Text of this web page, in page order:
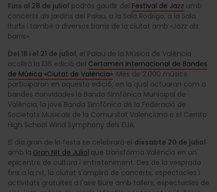
Fins al 28 de juliol podràs gaudir del Festival de Jazz amb
concerts als jardins del Palau, a la Sala Rodrigo, a la Sala
Iturbi i també a diversos barris de la ciutat amb «Jazz als
barris».
Del 18 i el 21 de juliol, el Palau de la Música de València
acollirà la 136 edició del Certamen Internacional de Bandes
de Música «Ciutat de València». Més de 2.000 músics
participaran en aquesta edició, en la qual actuaran com a
bandes convidades la Banda Simfònica Municipal de
València, la jove Banda Simfònica de la Federació de
Societats Musicals de la Comunitat Valenciana o el Cerrito
High School Wind Symphony dels EUA.
El dia gran de la festa se celebrarà el dissabte 20 de juliol
amb la Gran Nit de Juliol que transforma València en un
epicentre de cultura i entreteniment. Des de la vesprada
fins a la nit, la ciutat s'omplirà de concerts, espectacles i
activitats gratuïtes a l'aire lliure amb tallers, espectacles de